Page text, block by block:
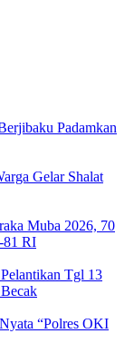
Padamkan
Gelar Shalat
Muba 2026, 70
81 RI
Tgl 13
“Polres OKI